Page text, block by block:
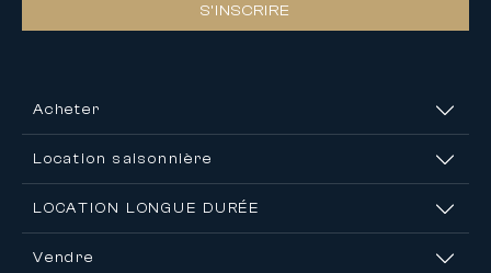
S’INSCRIRE
Acheter
Location saisonnière
LOCATION LONGUE DURÉE
Vendre